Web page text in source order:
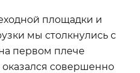
площадки и
мы столкнулись с
первом плече
совершенно